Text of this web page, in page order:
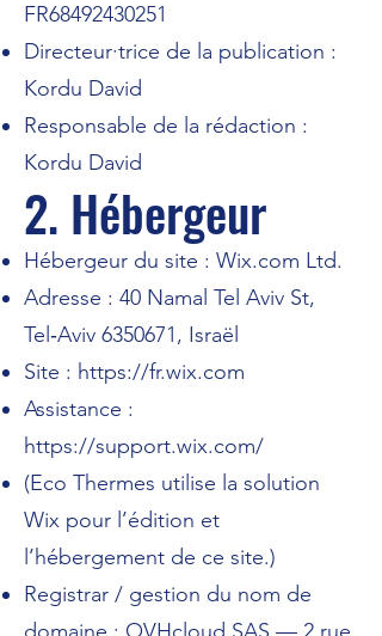
FR68492430251
Directeur·trice de la publication :
Kordu David
Responsable de la rédaction :
Kordu David
2. Hébergeur
Hébergeur du site : Wix.com Ltd.
Adresse : 40 Namal Tel Aviv St,
Tel‑Aviv 6350671, Israël
Site : https://fr.wix.com
Assistance :
https://support.wix.com/
(Eco Thermes utilise la solution
Wix pour l’édition et
l’hébergement de ce site.)
Registrar / gestion du nom de